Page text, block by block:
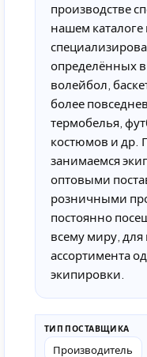
производстве
нашем каталоге
определённых
волейбол,
более
термобелья,
костюмов и др.
занимаемся
оптовыми
розничными
постоянно
всему миру,
ассортимента
экипировки.
ТИП ПОСТАВЩИКА
Производитель